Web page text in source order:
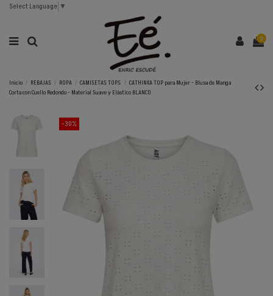
Select Language ▼
0
Inicio REBAJAS ROPA CAMISETAS TOPS
CATHINKA TOP para Mujer - Blusa de Manga
Corta con Cuello Redondo - Material Suave y Elástico BLANCO
-30%